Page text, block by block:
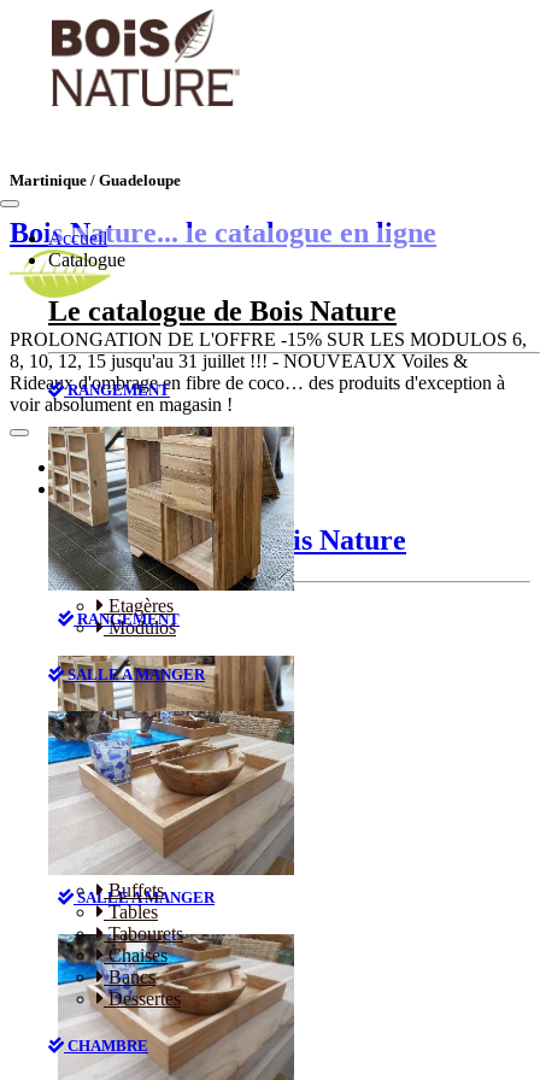
Martinique / Guadeloupe
Bois Nature... le catalogue en ligne
PROLONGATION DE L'OFFRE -15% SUR LES MODULOS 6,
8, 10, 12, 15 jusqu'au 31 juillet !!! - NOUVEAUX Voiles &
Rideaux d'ombrage en fibre de coco… des produits d'exception à
voir absolument en magasin !
Accueil
Catalogue
Le catalogue de Bois Nature
RANGEMENT
Etagères
Modulos
SALLE A MANGER
Buffets
Tables
Tabourets
Chaises
Bancs
Dessertes
CHAMBRE
Accueil
Catalogue
Le catalogue de Bois Nature
RANGEMENT
Etagères
Modulos
SALLE A MANGER